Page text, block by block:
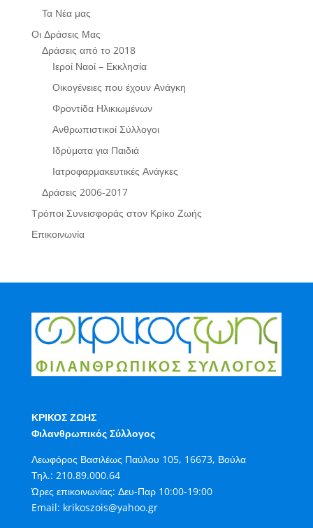
Τα Νέα μας
Οι Δράσεις Μας
Δράσεις από το 2018
Ιεροί Ναοί – Εκκλησία
Οικογένειες που έχουν Ανάγκη
Φροντίδα Ηλικιωμένων
Ανθρωπιστικοί Σύλλογοι
Ιδρύματα για Παιδιά
Ιατροφαρμακευτικές Ανάγκες
Δράσεις 2006-2017
Τρόποι Συνεισφοράς στον Κρίκο Ζωής
Επικοινωνία
ΚΡΙΚΟΣ ΖΩΗΣ
Φιλανθρωπικός Σύλλογος
Λεωφόρος Βασιλέως Παύλου 105, 16673, Βούλα
Τηλ.: 210.89.000.64
Ώρες επικοινωνίας: Δευ-Παρ 10:00-19:00
Email: krikoszois@yahoo.gr